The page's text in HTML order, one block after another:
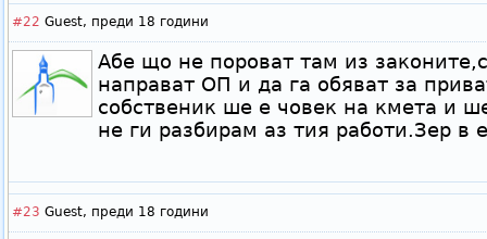
#22 Guest, преди 18 години
Абе що не пороват там из
направат ОП и да га обяват за
собственик ше е човек на кмета и
не ги разбирам аз тия работи.Зер в
#23 Guest, преди 18 години